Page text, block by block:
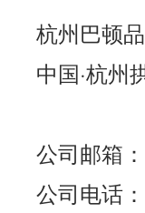
杭州巴顿
中国·杭州
公司邮箱
公司电话